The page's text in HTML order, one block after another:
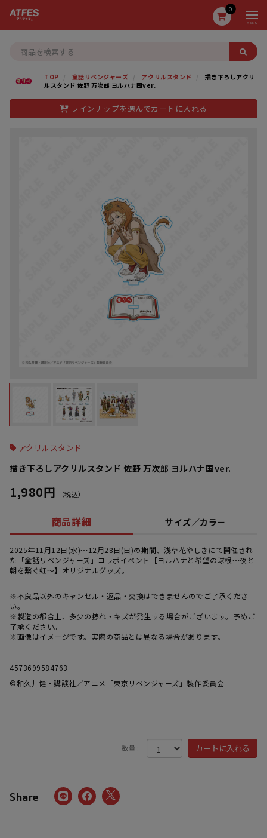
0
MENU
TOP 童話リベンジャーズ アクリルスタンド
描き下ろしアクリ
ルスタンド 佐野 万次郎 ヨルハナ国ver.
ラインナップを選んでカートに入れる
アクリルスタンド
描き下ろしアクリルスタンド 佐野 万次郎 ヨルハナ国ver.
1,980円 （税込）
商品詳細 サイズ／カラー
2025年11月12日(水)～12月28日(日)の期間、浅草花やしきにて開催され
た「童話リベンジャーズ」コラボイベント【ヨルハナと希望の球根～夜と
朝を繋ぐ虹～】オリジナルグッズ。
※不良品以外のキャンセル・返品・交換はできませんのでご了承くださ
い。
※製造の都合上、多少の擦れ・キズが発生する場合がございます。予めご
了承ください。
※画像はイメージです。実際の商品とは異なる場合があります。
4573699584763
©和久井健・講談社／アニメ「東京リベンジャーズ」製作委員会
数量 :